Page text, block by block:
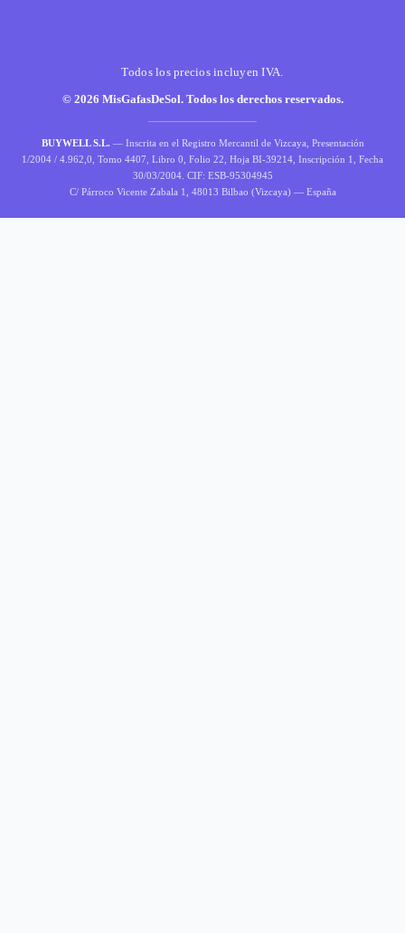
Todos los precios incluyen IVA.
© 2026 MisGafasDeSol. Todos los derechos reservados.
BUYWELL S.L. — Inscrita en el Registro Mercantil de Vizcaya, Presentación
1/2004 / 4.962,0, Tomo 4407, Libro 0, Folio 22, Hoja BI-39214, Inscripción 1, Fecha
30/03/2004. CIF: ESB-95304945
C/ Párroco Vicente Zabala 1, 48013 Bilbao (Vizcaya) — España